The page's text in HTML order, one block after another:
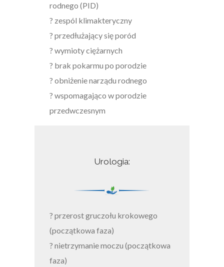
rodnego (PID)
? zespól klimakteryczny
? przedłużający się poród
? wymioty ciężarnych
? brak pokarmu po porodzie
? obniżenie narządu rodnego
? wspomagająco w porodzie
przedwczesnym
Urologia:
? przerost gruczołu krokowego
(początkowa faza)
? nietrzymanie moczu (początkowa
faza)